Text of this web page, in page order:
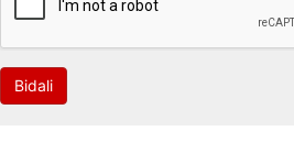
Bidali